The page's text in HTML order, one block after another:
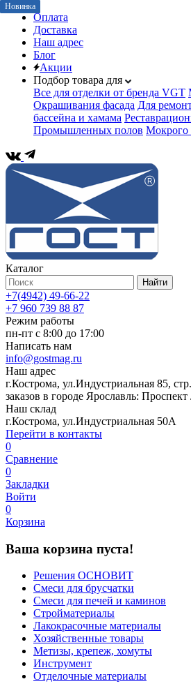
Оплата
Доставка
Наш адрес
Блог
Акции
Подбор товара для
Все для отделки от бренда VGT
Окрашивания фасада Для
бассейна и хамама
Промышленных полов
Каталог
Найти
+7(4942) 49-66-22
+7 960 739 88 87
Режим работы
пн-пт с 8:00 до 17:00
Написать нам
info@gostmag.ru
Наш адрес
г.Кострома, ул.Индустриальная 85,
заказов в городе Ярославль:
Наш склад
г.Кострома, ул.Индустриальная 50А
Перейти в контакты
0
Сравнение
0
Закладки
Войти
0
Корзина
Ваша корзина пуста!
Решения ОСНОВИТ
Смеси для брусчатки
Смеси для печей и каминов
Стройматериалы
Лакокрасочные материалы
Хозяйственные товары
Метизы, крепеж, хомуты
Инструмент
Отделочные материалы
Новинка
Новинка